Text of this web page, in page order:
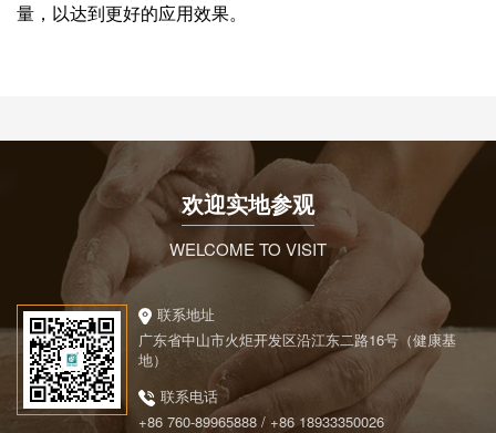
量，以达到更好的应用效果。
欢迎实地参观
WELCOME TO VISIT
联系地址
广东省中山市火炬开发区沿江东二路16号（健康基
地）
联系电话
+86 760-89965888 / +86 18933350026